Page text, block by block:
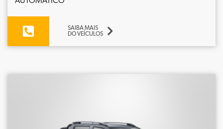
SAIBA MAIS
DO VEÍCULOS